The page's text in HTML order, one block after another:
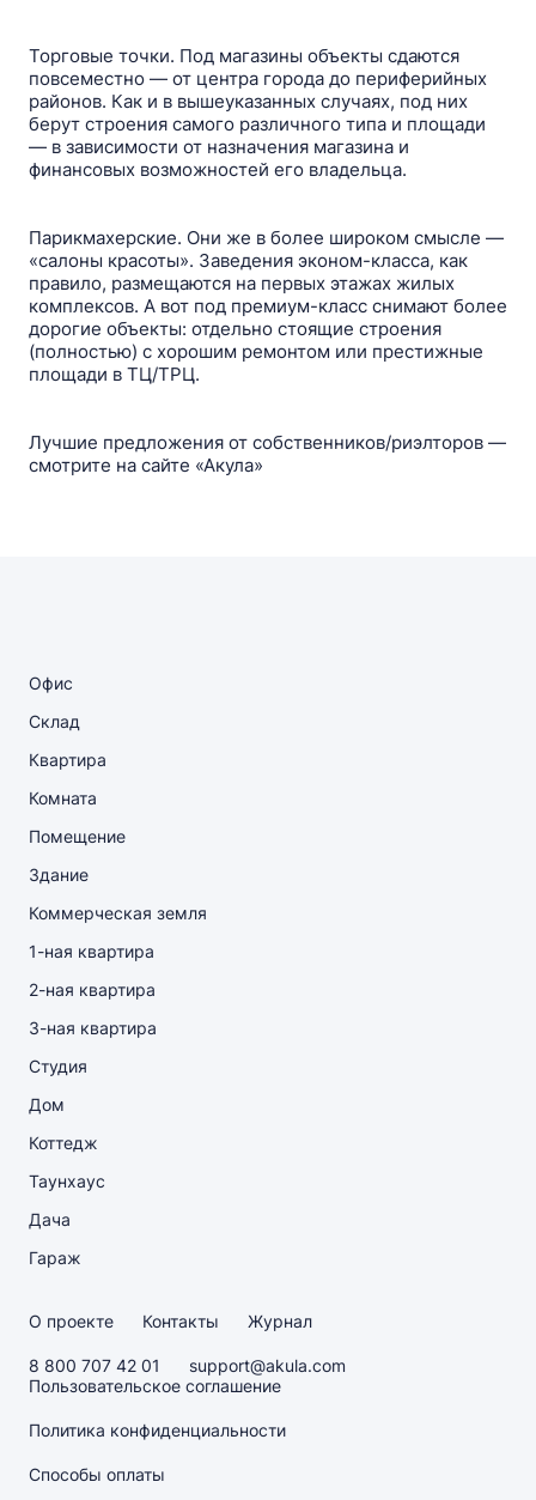
Торговые точки. Под магазины объекты сдаются
повсеместно — от центра города до периферийных
районов. Как и в вышеуказанных случаях, под них
берут строения самого различного типа и площади
— в зависимости от назначения магазина и
финансовых возможностей его владельца.
Парикмахерские. Они же в более широком смысле —
«салоны красоты». Заведения эконом-класса, как
правило, размещаются на первых этажах жилых
комплексов. А вот под премиум-класс снимают более
дорогие объекты: отдельно стоящие строения
(полностью) с хорошим ремонтом или престижные
площади в ТЦ/ТРЦ.
Лучшие предложения от собственников/риэлторов —
смотрите на сайте «Акула»
Офис
Склад
Квартира
Комната
Помещение
Здание
Коммерческая земля
1-ная квартира
2-ная квартира
3-ная квартира
Студия
Дом
Коттедж
Таунхаус
Дача
Гараж
О проекте Контакты Журнал
8 800 707 42 01
support@akula.com
Пользовательское соглашение
Политика конфиденциальности
Способы оплаты